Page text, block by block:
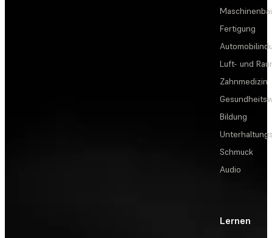
Fertigung
Luft- und
Zahnmedizin
Bildung
Schmuck
Audio
Lernen